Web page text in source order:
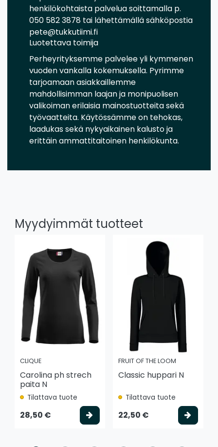
henkilökohtaista palvelua soittamalla p.
050 582 3878 tai lähettämällä sähköpostia
pete@tukkutiimi.fi
Luotettava toimija
Perheyrityksemme palvelee yli kymmenen
vuoden vankalla kokemuksella. Pyrimme
tarjoamaan asiakkaillemme
mahdollisimman laajan ja monipuolisen
valikoiman erilaisia mainostuotteita sekä
työvaatteita. Käytössämme on tehokas,
laadukas sekä nykyaikainen kalusto ja
erittäin ammattitaitoinen henkilökunta.
Myydyimmät tuotteet
CLIQUE
Carolina ph strech
paita N
Tilattava tuote
28,50 € Valitse vaihtoehto
FRUIT OF THE LOOM
Classic huppari N
Tilattava tuote
22,50 €